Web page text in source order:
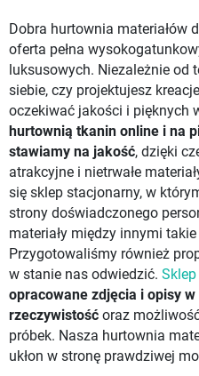
Dobra hurtownia materiałów
oferta pełna
luksusowych. Niezależnie od
siebie, czy projektujesz
oczekiwać jakości i pięknych
hurtownią tkanin online i na
stawiamy na jakość, dzięki
atrakcyjne i nietrwałe
się sklep stacjonarny, w
strony doświadczonego
materiały między innymi
Przygotowaliśmy również
w stanie nas odwiedzić.
opracowane zdjęcia i opisy
rzeczywistość oraz
próbek. Nasza hurtownia
ukłon w stronę prawdziwej